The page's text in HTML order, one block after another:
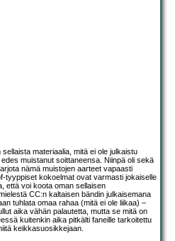
materiaalia, mitä ei ole julkaistu
muistanut soittaneensa. Niinpä oli sekä
nämä muistojen aarteet vapaasti
tyyppiset kokoelmat ovat varmasti jokaiselle
että voi koota oman sellaisen
CC:n kaltaisen bändin julkaisemana
tuhlata omaa rahaa (mitä ei ole liikaa) –
aika vähän palautetta, mutta se mitä on
kuitenkin aika pitkälti faneille tarkoitettu
keikkasuosikkejaan.